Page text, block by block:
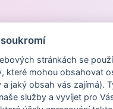
stránkách se
které mohou obsahovat
a jaký obsah vás zajímá).
služby a vyvíjet pro